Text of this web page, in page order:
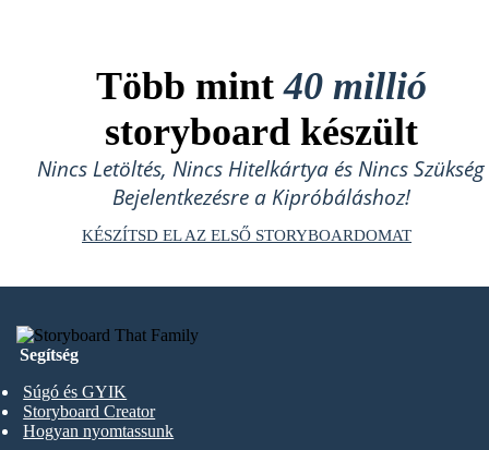
Több mint40 millió
storyboard készült
Nincs Letöltés, Nincs Hitelkártya és Nincs Szükség
Bejelentkezésre a Kipróbáláshoz!
KÉSZÍTSD EL AZ ELSŐ STORYBOARDOMAT
Segítség
Súgó és GYIK
Storyboard Creator
Hogyan nyomtassunk